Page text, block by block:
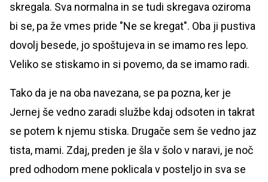
skregala. Sva normalna in se tudi skregava oziroma
bi se, pa že vmes pride "Ne se kregat". Oba ji pustiva
dovolj besede, jo spoštujeva in se imamo res lepo.
Veliko se stiskamo in si povemo, da se imamo radi.
Tako da je na oba navezana, se pa pozna, ker je
Jernej še vedno zaradi službe kdaj odsoten in takrat
se potem k njemu stiska. Drugače sem še vedno jaz
tista, mami. Zdaj, preden je šla v šolo v naravi, je noč
pred odhodom mene poklicala v posteljo in sva se